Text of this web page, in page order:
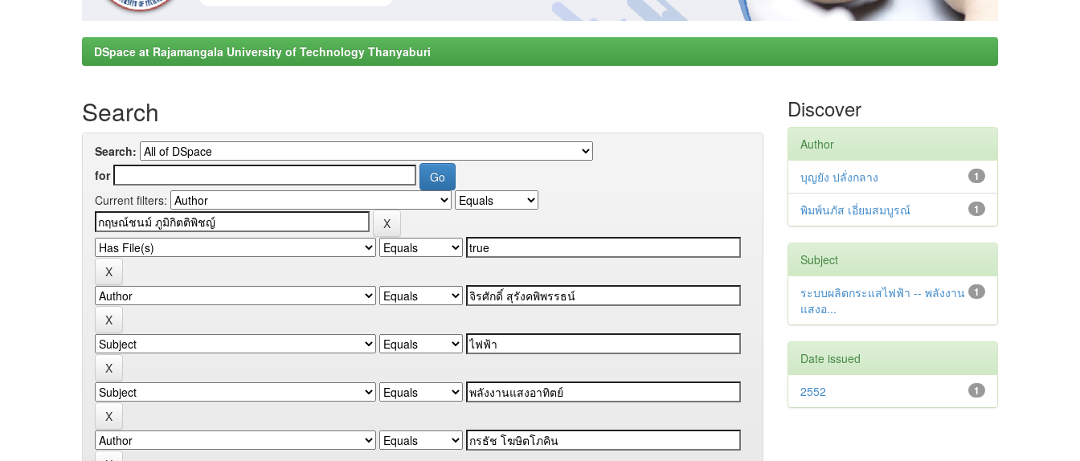
DSpace at Rajamangala University of Technology Thanyaburi
Search
Search:
for
Current filters:
Discover
Author
1
บุญยัง ปลั่งกลาง
1
พิมพ์นภัส เอี่ยมสมบูรณ์
Subject
1
ระบบผลิตกระแสไฟฟ้า -- พลังงาน
แสงอ...
Date issued
1
2552